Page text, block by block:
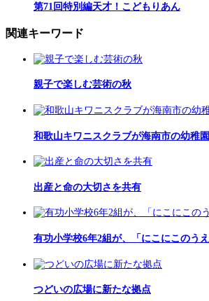
第71回特別編天才！こどもりあん
関連キーワード
親子で楽しむ芸術の秋
和歌山キワニスクラブが海南市の幼稚
出産と命の大切さを共有
有功小学校6年2組が、「にこにこのう
つどいの広場に新たな拠点